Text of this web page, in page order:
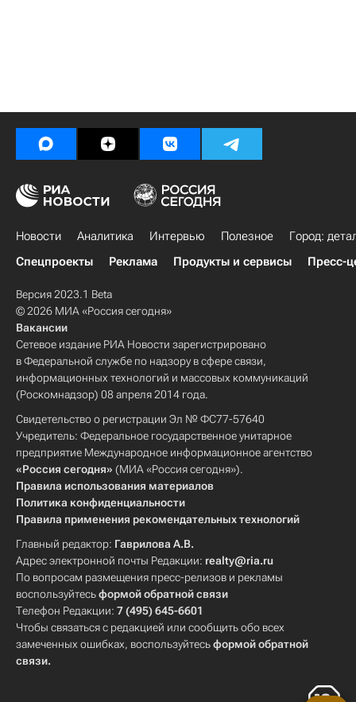
Новости Аналитика Интервью Полезное
Город:
Спецпроекты
Реклама Продукты и сервисы Пресс-
Версия 2023.1 Beta
© 2026 МИА «Россия сегодня»
Вакансии
Сетевое издание РИА Новости зарегистрировано
в Федеральной службе по надзору в сфере связи,
информационных технологий и массовых коммуникаций
(Роскомнадзор) 08 апреля 2014 года.
Свидетельство о регистрации Эл № ФС77-57640
Учредитель: Федеральное государственное унитарное
предприятие Международное информационное агентство
«Россия сегодня» (МИА «Россия сегодня»).
Правила использования материалов
Политика конфиденциальности
Правила применения рекомендательных технологий
Главный редактор: Гаврилова А.В.
Адрес электронной почты Редакции: realty@ria.ru
По вопросам размещения пресс-релизов и рекламы
воспользуйтесьформой обратной связи
Телефон Редакции: 7 (495) 645-6601
Чтобы связаться с редакцией или сообщить обо всех
замеченных ошибках, воспользуйтесьформой обратной
связи.